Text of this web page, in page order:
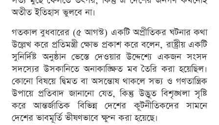
অতীত ইতিহাস ভুলবে না।
গতকাল বুধবারের (৫ আগস্ট) একটি অপ্রীতিকর ঘটনার কথা
উল্লেখ করে প্রতিমন্ত্রী ক্ষোভ প্রকাশ করে বলেন, রাষ্ট্রীয় একটি
সুনির্দিষ্ট অনুষ্ঠান ভেস্তে দেওয়ার উদ্দেশ্যে একজন সংসদ
সদস্যের উসকানিতে অনাকাঙ্ক্ষিত মব তৈরি করা হয়েছিল।
কোনো বিষয়ে দ্বিমত বা অসন্তোষ থাকলে সভ্য ও গণতান্ত্রিক
উপায়ে প্রতিবাদ জানানো যেত, কিন্তু উদ্ভূত বিশৃঙ্খলা সৃষ্টি
করে আন্তর্জাতিক বিভিন্ন দেশের কূটনীতিকদের সামনে
দেশের ভাবমূর্তি ভীষণভাবে ক্ষুণ্ন করা হয়েছে।